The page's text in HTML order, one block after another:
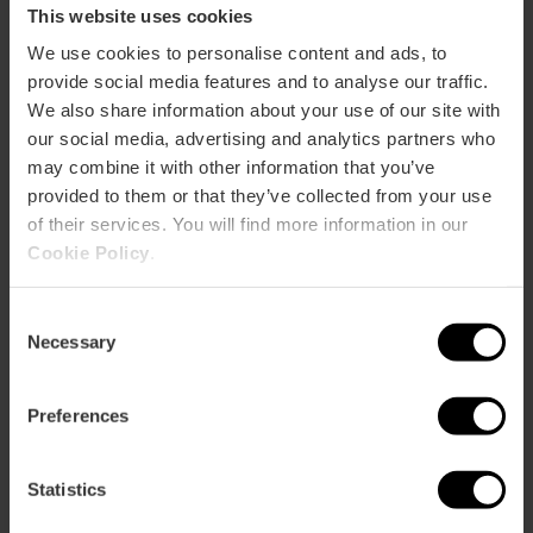
This website uses cookies
We use cookies to personalise content and ads, to
provide social media features and to analyse our traffic.
We also share information about your use of our site with
our social media, advertising and analytics partners who
may combine it with other information that you’ve
provided to them or that they’ve collected from your use
of their services. You will find more information in our
Cookie Policy
Selection
Necessary
Preferences
Statistics
L1,L2, L4
Bus
99
Avenida Cortes Valencianas, 59 46015 València